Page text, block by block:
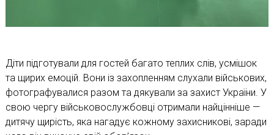
Діти підготували для гостей багато теплих слів, усмішок
та щирих емоцій. Вони із захопленням слухали військових,
фотографувалися разом та дякували за захист України. У
свою чергу військовослужбовці отримали найцінніше —
дитячу щирість, яка нагадує кожному захисникові, заради